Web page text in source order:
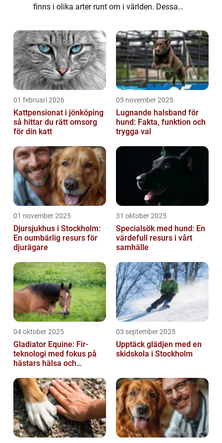
finns i olika arter runt om i världen. Dessa
husdjur på grund av deras charmerande p...
01 februari 2026
Kattpensionat i jönköping
så hittar du rätt omsorg
för din katt
05 november 2025
Lugnande halsband för
hund: Fakta, funktion och
trygga val
01 november 2025
Djursjukhus i Stockholm:
En oumbärlig resurs för
djurägare
31 oktober 2025
Specialsök med hund: En
värdefull resurs i vårt
samhälle
04 oktober 2025
Gladiator Equine: Fir-
teknologi med fokus på
hästars hälsa och
03 september 2025
Upptäck glädjen med en
skidskola i Stockholm